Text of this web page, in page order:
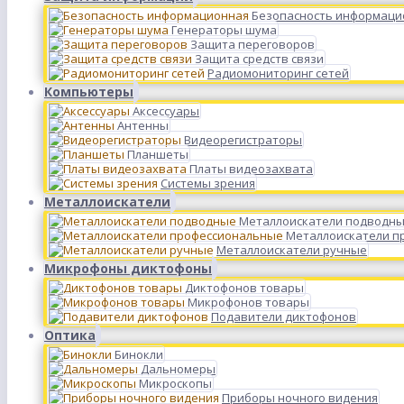
Безопасность
Генераторы шума
Защита переговоров
Защита средств связи
Радиомониторинг сетей
Компьютеры
Аксессуары
Антенны
Видеорегистраторы
Планшеты
Платы видеозахвата
Системы зрения
Металлоискатели
Металлоискатели
Металлоискатели
Металлоискатели ручные
Микрофоны диктофоны
Диктофонов товары
Микрофонов товары
Подавители диктофонов
Оптика
Бинокли
Дальномеры
Микроскопы
Приборы ночного видения